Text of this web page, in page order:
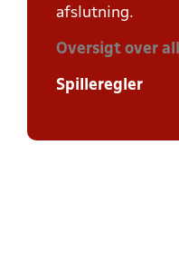
afslutning.
Oversigt over
Spilleregler